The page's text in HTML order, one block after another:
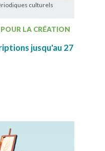
culturels
LA CRÉATION
jusqu'au 27